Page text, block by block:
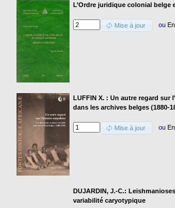
L’Ordre juridique colonial belge
Mise à jour ou
LUFFIN X. : Un autre regard
dans les archives belges (1880-
Mise à jour ou
DUJARDIN, J.-C.:
variabilité caryotypique